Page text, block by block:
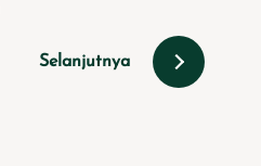
Selanjutnya